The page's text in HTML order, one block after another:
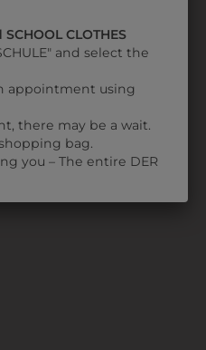
CLOTHES
and select the
appointment using
there may be a wait.
bag.
you – The entire DER